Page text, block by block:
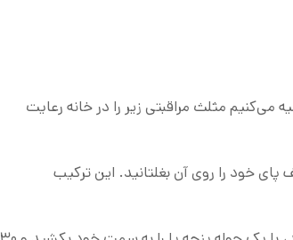
می‌کنیم مثلث مراقبتی زیر را در خانه رعایت
یک بطری آب را فریز کنید و هر شب ۱۵ دقیقه کف پای خود را روی آن بغلتانید. این ترکیب